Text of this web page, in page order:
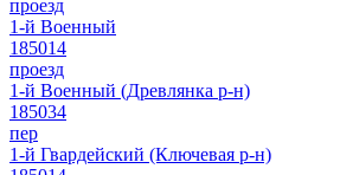
проезд
1-й Военный
185014
проезд
1-й Военный (Древлянка р-н)
185034
пер
1-й Гвардейский (Ключевая р-н)